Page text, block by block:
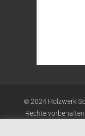
© 2024 Holzwerk
Rechte vorbehalten